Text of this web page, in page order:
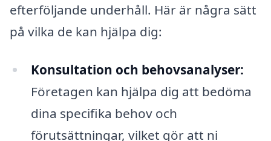
efterföljande underhåll. Här är några sätt
på vilka de kan hjälpa dig:
Konsultation och behovsanalyser:
Företagen kan hjälpa dig att bedöma
dina specifika behov och
förutsättningar, vilket gör att ni